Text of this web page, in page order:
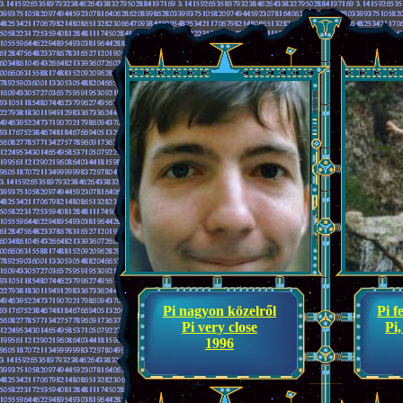
Pi nagyon közelről
Pi very close
1996
Pi